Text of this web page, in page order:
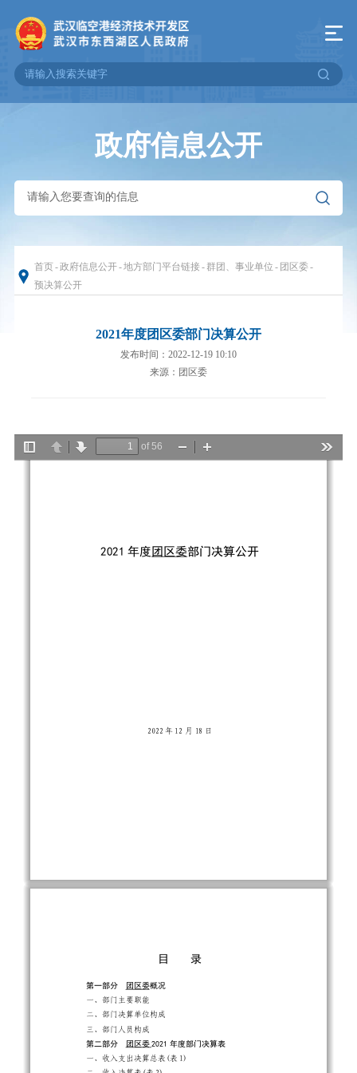
政府信息公开
首页-政府信息公开-地方部门平台链接- 群团、事业单位 - 团区委-
预决算公开
2021年度团区委部门决算公开
发布时间：2022-12-19 10:10
来源：团区委